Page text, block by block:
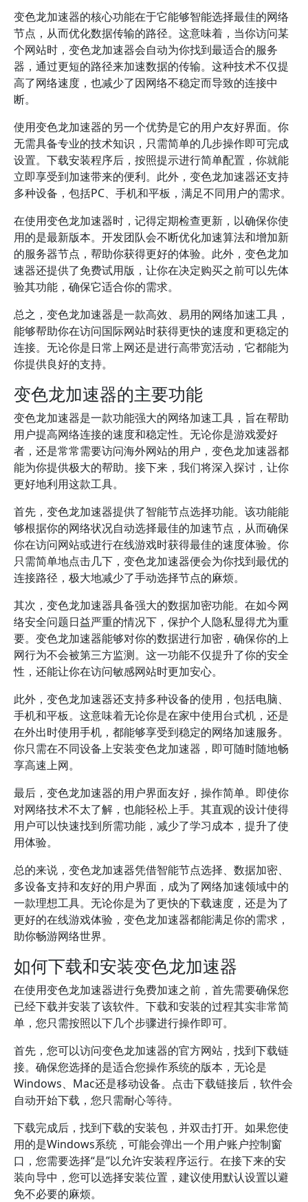
变色龙加速器的核心功能在于它能够智能选择最佳的网络
节点，从而优化数据传输的路径。这意味着，当你访问某
个网站时，变色龙加速器会自动为你找到最适合的服务
器，通过更短的路径来加速数据的传输。这种技术不仅提
高了网络速度，也减少了因网络不稳定而导致的连接中
断。
使用变色龙加速器的另一个优势是它的用户友好界面。你
无需具备专业的技术知识，只需简单的几步操作即可完成
设置。下载安装程序后，按照提示进行简单配置，你就能
立即享受到加速带来的便利。此外，变色龙加速器还支持
多种设备，包括PC、手机和平板，满足不同用户的需求。
在使用变色龙加速器时，记得定期检查更新，以确保你使
用的是最新版本。开发团队会不断优化加速算法和增加新
的服务器节点，帮助你获得更好的体验。此外，变色龙加
速器还提供了免费试用版，让你在决定购买之前可以先体
验其功能，确保它适合你的需求。
总之，变色龙加速器是一款高效、易用的网络加速工具，
能够帮助你在访问国际网站时获得更快的速度和更稳定的
连接。无论你是日常上网还是进行高带宽活动，它都能为
你提供良好的支持。
变色龙加速器的主要功能
变色龙加速器是一款功能强大的网络加速工具，旨在帮助
用户提高网络连接的速度和稳定性。无论你是游戏爱好
者，还是常常需要访问海外网站的用户，变色龙加速器都
能为你提供极大的帮助。接下来，我们将深入探讨，让你
更好地利用这款工具。
首先，变色龙加速器提供了智能节点选择功能。该功能能
够根据你的网络状况自动选择最佳的加速节点，从而确保
你在访问网站或进行在线游戏时获得最佳的速度体验。你
只需简单地点击几下，变色龙加速器便会为你找到最优的
连接路径，极大地减少了手动选择节点的麻烦。
其次，变色龙加速器具备强大的数据加密功能。在如今网
络安全问题日益严重的情况下，保护个人隐私显得尤为重
要。变色龙加速器能够对你的数据进行加密，确保你的上
网行为不会被第三方监测。这一功能不仅提升了你的安全
性，还能让你在访问敏感网站时更加安心。
此外，变色龙加速器还支持多种设备的使用，包括电脑、
手机和平板。这意味着无论你是在家中使用台式机，还是
在外出时使用手机，都能够享受到稳定的网络加速服务。
你只需在不同设备上安装变色龙加速器，即可随时随地畅
享高速上网。
最后，变色龙加速器的用户界面友好，操作简单。即使你
对网络技术不太了解，也能轻松上手。其直观的设计使得
用户可以快速找到所需功能，减少了学习成本，提升了使
用体验。
总的来说，变色龙加速器凭借智能节点选择、数据加密、
多设备支持和友好的用户界面，成为了网络加速领域中的
一款理想工具。无论你是为了更快的下载速度，还是为了
更好的在线游戏体验，变色龙加速器都能满足你的需求，
助你畅游网络世界。
如何下载和安装变色龙加速器
在使用变色龙加速器进行免费加速之前，首先需要确保您
已经下载并安装了该软件。下载和安装的过程其实非常简
单，您只需按照以下几个步骤进行操作即可。
首先，您可以访问变色龙加速器的官方网站，找到下载链
接。确保您选择的是适合您操作系统的版本，无论是
Windows、Mac还是移动设备。点击下载链接后，软件会
自动开始下载，您只需耐心等待。
下载完成后，找到下载的安装包，并双击打开。如果您使
用的是Windows系统，可能会弹出一个用户账户控制窗
口，您需要选择“是”以允许安装程序运行。在接下来的安
装向导中，您可以选择安装位置，建议使用默认设置以避
免不必要的麻烦。